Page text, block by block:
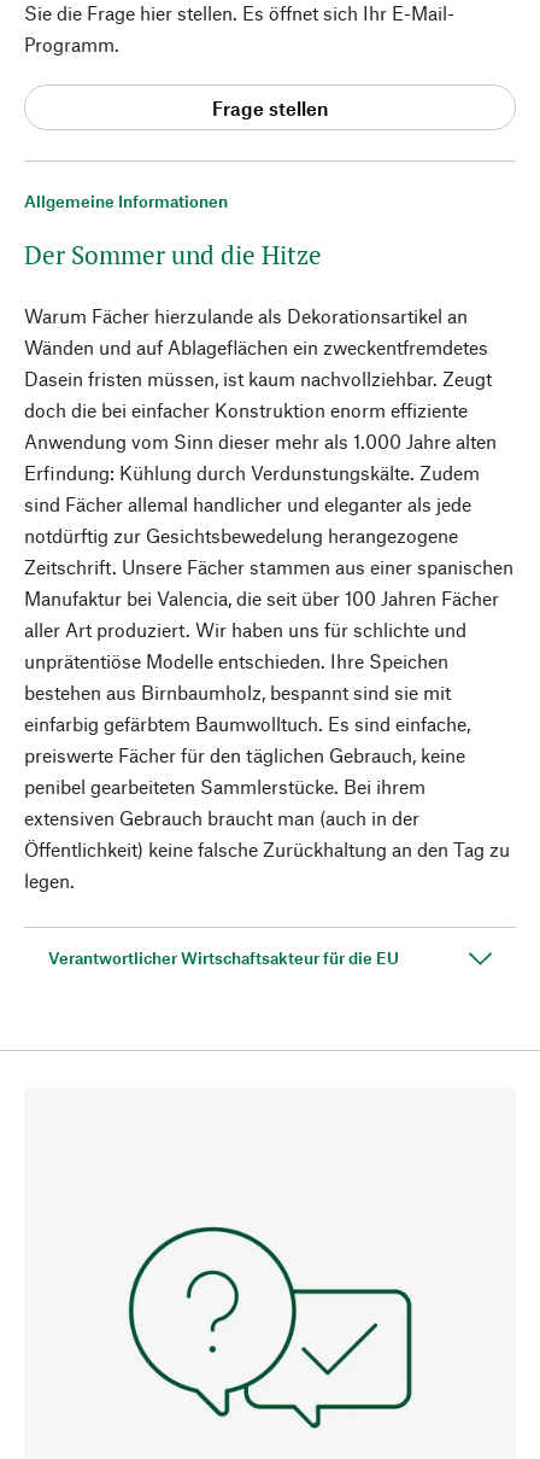
Allgemeine Informationen
Der Sommer und die Hitze
Warum Fächer hierzulande als Dekorationsartikel an
Wänden und auf Ablageflächen ein zweckentfremdetes
Dasein fristen müssen, ist kaum nachvollziehbar. Zeugt
doch die bei einfacher Konstruktion enorm effiziente
Anwendung vom Sinn dieser mehr als 1.000 Jahre alten
Erfindung: Kühlung durch Verdunstungskälte. Zudem
sind Fächer allemal handlicher und eleganter als jede
notdürftig zur Gesichtsbewedelung herangezogene
Zeitschrift. Unsere Fächer stammen aus einer spanischen
Manufaktur bei Valencia, die seit über 100 Jahren Fächer
aller Art produziert. Wir haben uns für schlichte und
unprätentiöse Modelle entschieden. Ihre Speichen
bestehen aus Birnbaumholz, bespannt sind sie mit
einfarbig gefärbtem Baumwolltuch. Es sind einfache,
preiswerte Fächer für den täglichen Gebrauch, keine
penibel gearbeiteten Sammlerstücke. Bei ihrem
extensiven Gebrauch braucht man (auch in der
Öffentlichkeit) keine falsche Zurückhaltung an den Tag zu
legen.
Verantwortlicher Wirtschaftsakteur für die EU
Sie die Frage hier stellen. Es öffnet sich Ihr E-Mail-
Programm.
Frage stellen